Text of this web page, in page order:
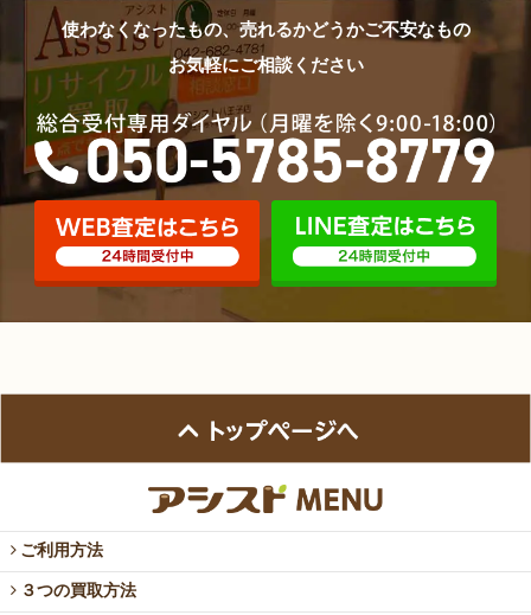
使わなくなったもの、売れるかどうかご不安なもの
お気軽にご相談ください
ご利用方法
３つの買取方法